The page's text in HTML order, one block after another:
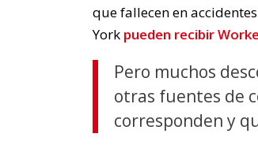
que fallecen en
York pueden recibir
Pero muchos
otras fuentes de
corresponden y